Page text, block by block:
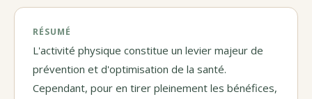
RÉSUMÉ
L'activité physique constitue un levier majeur de
prévention et d'optimisation de la santé.
Cependant, pour en tirer pleinement les bénéfices,